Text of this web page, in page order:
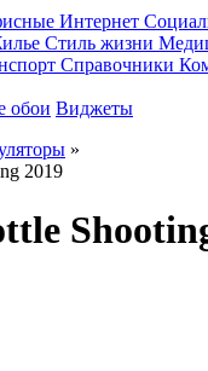
Интернет
Стиль жизни
Справочники
обои Виджеты
»